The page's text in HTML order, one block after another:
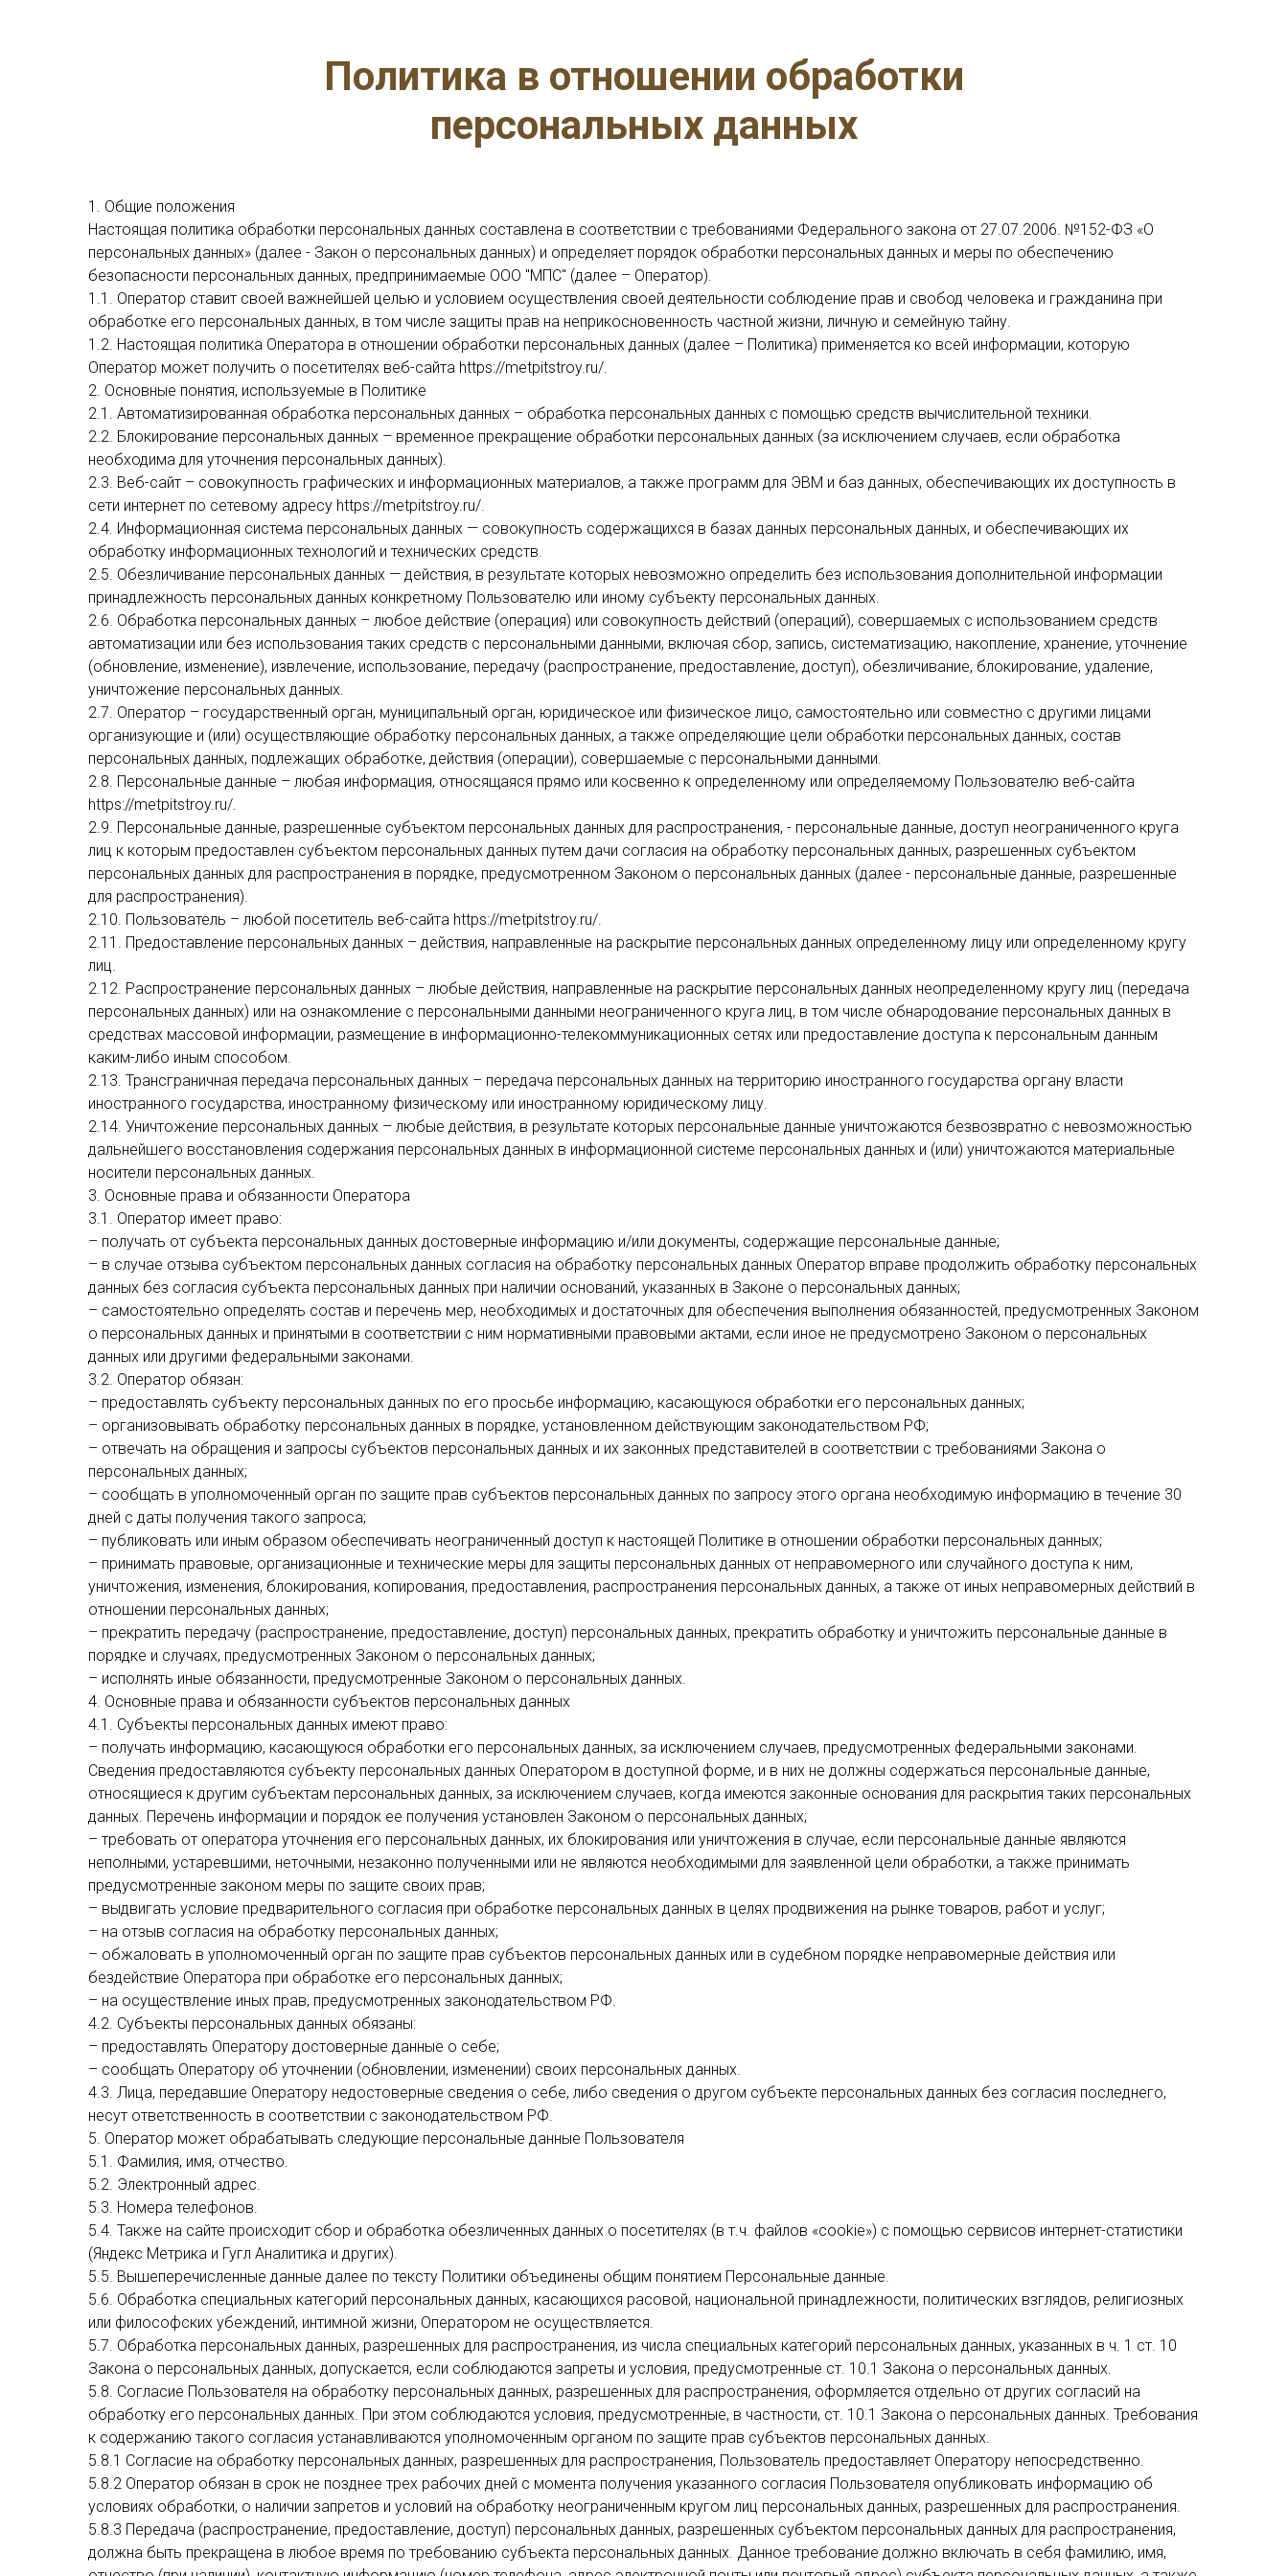
Политика в отношении обработки
персональных данных
1. Общие положения
Настоящая политика обработки персональных данных составлена в соответствии с требованиями Федерального закона от 27.07.2006. №152-ФЗ «О
персональных данных» (далее - Закон о персональных данных) и определяет порядок обработки персональных данных и меры по обеспечению
безопасности персональных данных, предпринимаемые ООО "МПС" (далее – Оператор).
1.1. Оператор ставит своей важнейшей целью и условием осуществления своей деятельности соблюдение прав и свобод человека и гражданина при
обработке его персональных данных, в том числе защиты прав на неприкосновенность частной жизни, личную и семейную тайну.
1.2. Настоящая политика Оператора в отношении обработки персональных данных (далее – Политика) применяется ко всей информации, которую
Оператор может получить о посетителях веб-сайта https://metpitstroy.ru/.
2. Основные понятия, используемые в Политике
2.1. Автоматизированная обработка персональных данных – обработка персональных данных с помощью средств вычислительной техники.
2.2. Блокирование персональных данных – временное прекращение обработки персональных данных (за исключением случаев, если обработка
необходима для уточнения персональных данных).
2.3. Веб-сайт – совокупность графических и информационных материалов, а также программ для ЭВМ и баз данных, обеспечивающих их доступность в
сети интернет по сетевому адресу https://metpitstroy.ru/.
2.4. Информационная система персональных данных — совокупность содержащихся в базах данных персональных данных, и обеспечивающих их
обработку информационных технологий и технических средств.
2.5. Обезличивание персональных данных — действия, в результате которых невозможно определить без использования дополнительной информации
принадлежность персональных данных конкретному Пользователю или иному субъекту персональных данных.
2.6. Обработка персональных данных – любое действие (операция) или совокупность действий (операций), совершаемых с использованием средств
автоматизации или без использования таких средств с персональными данными, включая сбор, запись, систематизацию, накопление, хранение, уточнение
(обновление, изменение), извлечение, использование, передачу (распространение, предоставление, доступ), обезличивание, блокирование, удаление,
уничтожение персональных данных.
2.7. Оператор – государственный орган, муниципальный орган, юридическое или физическое лицо, самостоятельно или совместно с другими лицами
организующие и (или) осуществляющие обработку персональных данных, а также определяющие цели обработки персональных данных, состав
персональных данных, подлежащих обработке, действия (операции), совершаемые с персональными данными.
2.8. Персональные данные – любая информация, относящаяся прямо или косвенно к определенному или определяемому Пользователю веб-сайта
https://metpitstroy.ru/.
2.9. Персональные данные, разрешенные субъектом персональных данных для распространения, - персональные данные, доступ неограниченного круга
лиц к которым предоставлен субъектом персональных данных путем дачи согласия на обработку персональных данных, разрешенных субъектом
персональных данных для распространения в порядке, предусмотренном Законом о персональных данных (далее - персональные данные, разрешенные
для распространения).
2.10. Пользователь – любой посетитель веб-сайта https://metpitstroy.ru/.
2.11. Предоставление персональных данных – действия, направленные на раскрытие персональных данных определенному лицу или определенному кругу
лиц.
2.12. Распространение персональных данных – любые действия, направленные на раскрытие персональных данных неопределенному кругу лиц (передача
персональных данных) или на ознакомление с персональными данными неограниченного круга лиц, в том числе обнародование персональных данных в
средствах массовой информации, размещение в информационно-телекоммуникационных сетях или предоставление доступа к персональным данным
каким-либо иным способом.
2.13. Трансграничная передача персональных данных – передача персональных данных на территорию иностранного государства органу власти
иностранного государства, иностранному физическому или иностранному юридическому лицу.
2.14. Уничтожение персональных данных – любые действия, в результате которых персональные данные уничтожаются безвозвратно с невозможностью
дальнейшего восстановления содержания персональных данных в информационной системе персональных данных и (или) уничтожаются материальные
носители персональных данных.
3. Основные права и обязанности Оператора
3.1. Оператор имеет право:
– получать от субъекта персональных данных достоверные информацию и/или документы, содержащие персональные данные;
– в случае отзыва субъектом персональных данных согласия на обработку персональных данных Оператор вправе продолжить обработку персональных
данных без согласия субъекта персональных данных при наличии оснований, указанных в Законе о персональных данных;
– самостоятельно определять состав и перечень мер, необходимых и достаточных для обеспечения выполнения обязанностей, предусмотренных Законом
о персональных данных и принятыми в соответствии с ним нормативными правовыми актами, если иное не предусмотрено Законом о персональных
данных или другими федеральными законами.
3.2. Оператор обязан:
– предоставлять субъекту персональных данных по его просьбе информацию, касающуюся обработки его персональных данных;
– организовывать обработку персональных данных в порядке, установленном действующим законодательством РФ;
– отвечать на обращения и запросы субъектов персональных данных и их законных представителей в соответствии с требованиями Закона о
персональных данных;
– сообщать в уполномоченный орган по защите прав субъектов персональных данных по запросу этого органа необходимую информацию в течение 30
дней с даты получения такого запроса;
– публиковать или иным образом обеспечивать неограниченный доступ к настоящей Политике в отношении обработки персональных данных;
– принимать правовые, организационные и технические меры для защиты персональных данных от неправомерного или случайного доступа к ним,
уничтожения, изменения, блокирования, копирования, предоставления, распространения персональных данных, а также от иных неправомерных действий в
отношении персональных данных;
– прекратить передачу (распространение, предоставление, доступ) персональных данных, прекратить обработку и уничтожить персональные данные в
порядке и случаях, предусмотренных Законом о персональных данных;
– исполнять иные обязанности, предусмотренные Законом о персональных данных.
4. Основные права и обязанности субъектов персональных данных
4.1. Субъекты персональных данных имеют право:
– получать информацию, касающуюся обработки его персональных данных, за исключением случаев, предусмотренных федеральными законами.
Сведения предоставляются субъекту персональных данных Оператором в доступной форме, и в них не должны содержаться персональные данные,
относящиеся к другим субъектам персональных данных, за исключением случаев, когда имеются законные основания для раскрытия таких персональных
данных. Перечень информации и порядок ее получения установлен Законом о персональных данных;
– требовать от оператора уточнения его персональных данных, их блокирования или уничтожения в случае, если персональные данные являются
неполными, устаревшими, неточными, незаконно полученными или не являются необходимыми для заявленной цели обработки, а также принимать
предусмотренные законом меры по защите своих прав;
– выдвигать условие предварительного согласия при обработке персональных данных в целях продвижения на рынке товаров, работ и услуг;
– на отзыв согласия на обработку персональных данных;
– обжаловать в уполномоченный орган по защите прав субъектов персональных данных или в судебном порядке неправомерные действия или
бездействие Оператора при обработке его персональных данных;
– на осуществление иных прав, предусмотренных законодательством РФ.
4.2. Субъекты персональных данных обязаны:
– предоставлять Оператору достоверные данные о себе;
– сообщать Оператору об уточнении (обновлении, изменении) своих персональных данных.
4.3. Лица, передавшие Оператору недостоверные сведения о себе, либо сведения о другом субъекте персональных данных без согласия последнего,
несут ответственность в соответствии с законодательством РФ.
5. Оператор может обрабатывать следующие персональные данные Пользователя
5.1. Фамилия, имя, отчество.
5.2. Электронный адрес.
5.3. Номера телефонов.
5.4. Также на сайте происходит сбор и обработка обезличенных данных о посетителях (в т.ч. файлов «cookie») с помощью сервисов интернет-статистики
(Яндекс Метрика и Гугл Аналитика и других).
5.5. Вышеперечисленные данные далее по тексту Политики объединены общим понятием Персональные данные.
5.6. Обработка специальных категорий персональных данных, касающихся расовой, национальной принадлежности, политических взглядов, религиозных
или философских убеждений, интимной жизни, Оператором не осуществляется.
5.7. Обработка персональных данных, разрешенных для распространения, из числа специальных категорий персональных данных, указанных в ч. 1 ст. 10
Закона о персональных данных, допускается, если соблюдаются запреты и условия, предусмотренные ст. 10.1 Закона о персональных данных.
5.8. Согласие Пользователя на обработку персональных данных, разрешенных для распространения, оформляется отдельно от других согласий на
обработку его персональных данных. При этом соблюдаются условия, предусмотренные, в частности, ст. 10.1 Закона о персональных данных. Требования
к содержанию такого согласия устанавливаются уполномоченным органом по защите прав субъектов персональных данных.
5.8.1 Согласие на обработку персональных данных, разрешенных для распространения, Пользователь предоставляет Оператору непосредственно.
5.8.2 Оператор обязан в срок не позднее трех рабочих дней с момента получения указанного согласия Пользователя опубликовать информацию об
условиях обработки, о наличии запретов и условий на обработку неограниченным кругом лиц персональных данных, разрешенных для распространения.
5.8.3 Передача (распространение, предоставление, доступ) персональных данных, разрешенных субъектом персональных данных для распространения,
должна быть прекращена в любое время по требованию субъекта персональных данных. Данное требование должно включать в себя фамилию, имя,